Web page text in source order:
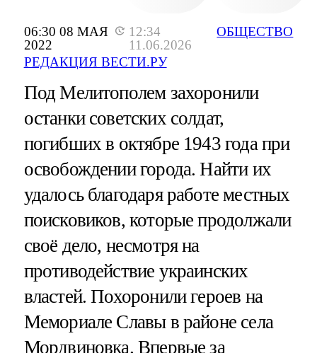
06:30 08 МАЯ
2022
12:34
11.06.2026
РЕДАКЦИЯ ВЕСТИ.РУ
ОБЩЕСТВО
Под Мелитополем захоронили
останки советских солдат,
погибших в октябре 1943 года при
освобождении города. Найти их
удалось благодаря работе местных
поисковиков, которые продолжали
своё дело, несмотря на
противодействие украинских
властей. Похоронили героев на
Мемориале Славы в районе села
Мордвиновка. Впервые за